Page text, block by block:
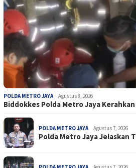
POLDA METRO JAYA Agustus 8, 2026
Biddokkes Polda Metro Jaya
POLDA METRO JAYA Agustus 7, 2026
Polda Metro Jaya Jelaskan